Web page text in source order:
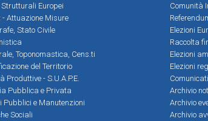
Strutturali Europei
- Attuazione Misure
Stato Civile
Toponomastica, Cens.ti
del Territorio
Produttive - S.U.A.P.E.
Pubblica e Privata
Pubblici e Manutenzioni
Sociali
Comunità
Elezioni
Raccolta
Elezioni
Elezioni
Archivio
Archivio
Archivio